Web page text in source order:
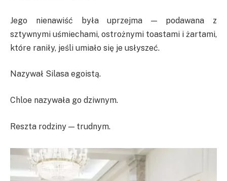
Jego nienawiść była uprzejma — podawana z
sztywnymi uśmiechami, ostrożnymi toastami i żartami,
które raniły, jeśli umiało się je usłyszeć.
Nazywał Silasa egoistą.
Chloe nazywała go dziwnym.
Reszta rodziny — trudnym.